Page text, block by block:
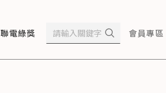
聯電綠獎 會員專區